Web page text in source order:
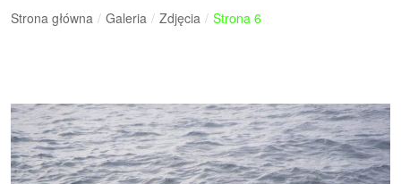
Strona główna / Galeria / Zdjęcia / Strona 6